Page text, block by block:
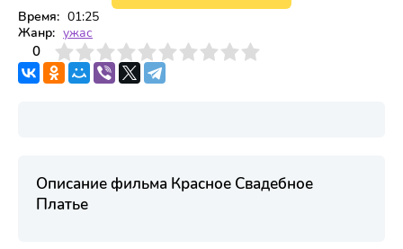
Время: 01:25
Жанр: ужас
0
4 6 7 8 9 10
Описание фильма Красное Свадебное
Платье